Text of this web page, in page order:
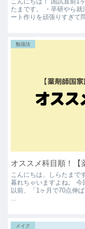
たまです。 ・卒研やら
ート作りを頑張りすぎて
勉強法
オススメ科目順！
こんにちは、しらたまで
暮れちゃいますよね。 今
以前、「1ヶ月で70点伸
...
メイク